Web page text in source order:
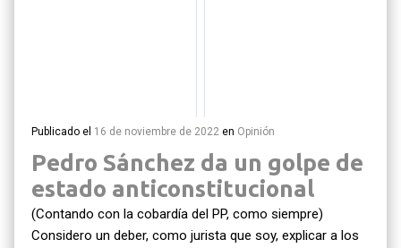
Publicado el 16 de noviembre de 2022 en Opinión
Pedro Sánchez da un golpe de
estado anticonstitucional
(Contando con la cobardía del PP, como siempre)
Considero un deber, como jurista que soy, explicar a los